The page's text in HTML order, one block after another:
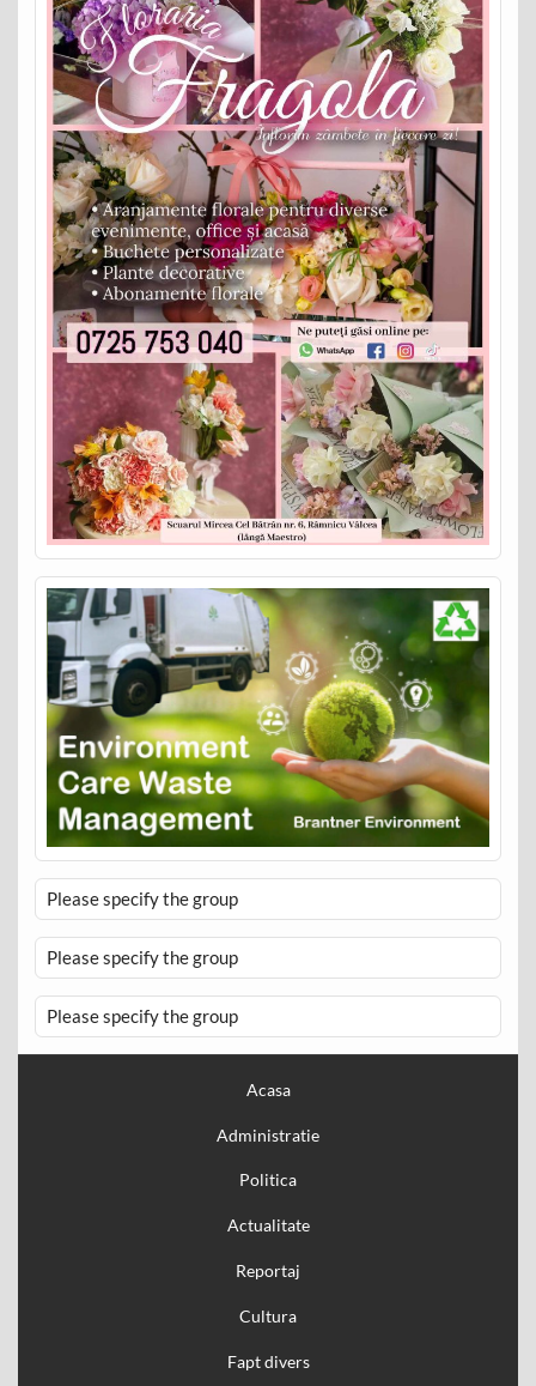
Please specify the group
Please specify the group
Please specify the group
Acasa
Administratie
Politica
Actualitate
Reportaj
Cultura
Fapt divers